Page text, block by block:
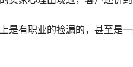
是有职业的捡漏的，甚至是